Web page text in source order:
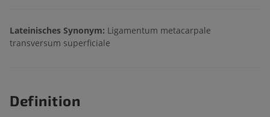
Lateinisches Synonym: Ligamentum metacarpale
transversum superficiale
Definition